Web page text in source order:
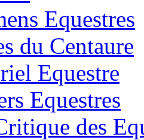
Equestres
du Centaure
Equestre
Equestres
des